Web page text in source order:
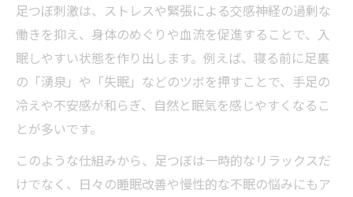
足つぼで眠気を誘う具体的な手順を紹介
眠れる足つぼの位置と押し方のポイント
睡眠の質向上に役立つ足裏ツボの活用例
足つぼで副交感神経を優位にするコツ
眠くなるツボの見つけ方と足つぼの実践
寝る前の足つぼが眠りに効く習慣になる理
足つぼ刺激は、ストレスや緊張による交感神経の過剰な
働きを抑え、身体のめぐりや血流を促進することで、入
眠しやすい状態を作り出します。例えば、寝る前に足裏
の「湧泉」や「失眠」などのツボを押すことで、手足の
冷えや不安感が和らぎ、自然と眠気を感じやすくなるこ
とが多いです。
このような仕組みから、足つぼは一時的なリラックスだ
けでなく、日々の睡眠改善や慢性的な不眠の悩みにもア